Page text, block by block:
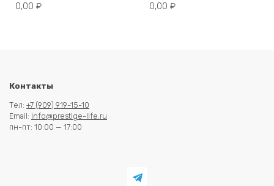
0,00 ₽
0,00 ₽
Контакты
Тел: +7 (909) 919-15-10
Email: info@prestige-life.ru
пн-пт: 10:00 — 17:00